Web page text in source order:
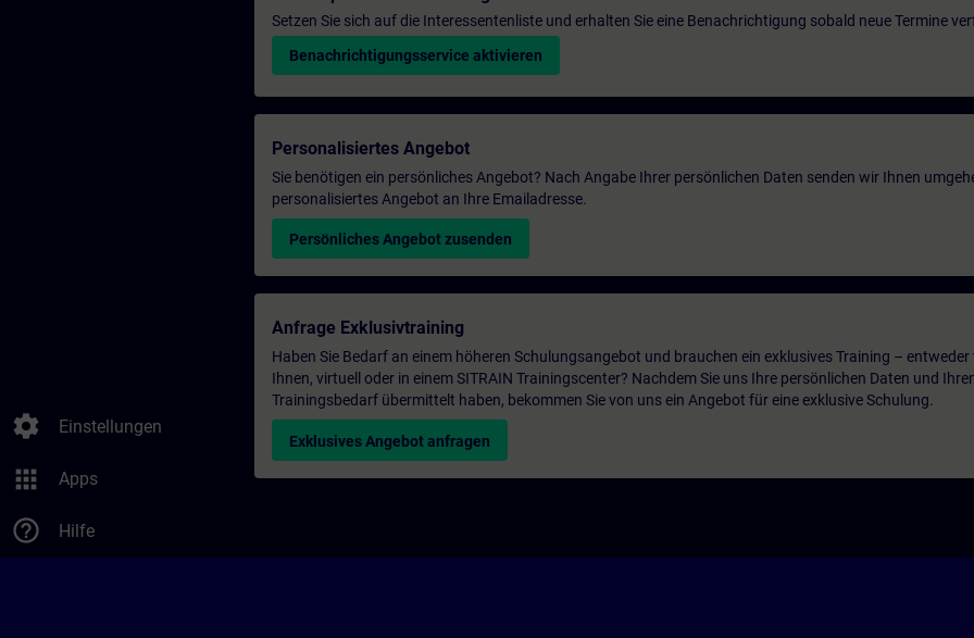
settings Einstellungen
apps Apps
help_outline Hilfe
Setzen Sie sich auf die Interessentenliste und erhalten Sie eine Benachrichtigung sobald neue Termine
Benachrichtigungsservice aktivieren
Personalisiertes Angebot
Sie benötigen ein persönliches Angebot? Nach Angabe Ihrer persönlichen Daten senden wir Ihnen
personalisiertes Angebot an Ihre Emailadresse.
Persönliches Angebot zusenden
Anfrage Exklusivtraining
Haben Sie Bedarf an einem höheren Schulungsangebot und brauchen ein exklusives Training – entweder
Ihnen, virtuell oder in einem SITRAIN Trainingscenter? Nachdem Sie uns Ihre persönlichen Daten und
Trainingsbedarf übermittelt haben, bekommen Sie von uns ein Angebot für eine exklusive Schulung.
Exklusives Angebot anfragen